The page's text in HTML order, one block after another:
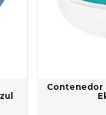
Contenedor